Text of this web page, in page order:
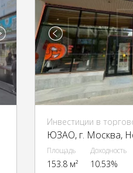
Инвестиции в
Площадь
153.8 м²
Доходность
10.53%